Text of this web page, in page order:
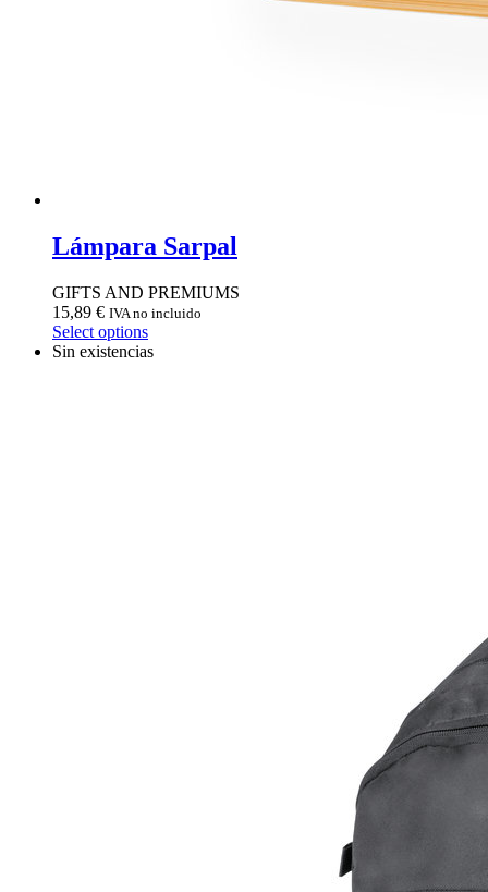
Lámpara Sarpal
GIFTS AND PREMIUMS
15,89 € IVA no incluido
Select options
Sin existencias